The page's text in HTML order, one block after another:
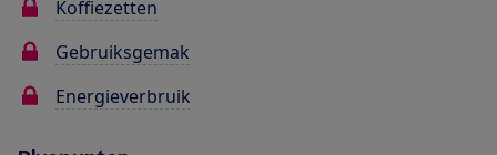
Koffiezetten
Gebruiksgemak
Energieverbruik